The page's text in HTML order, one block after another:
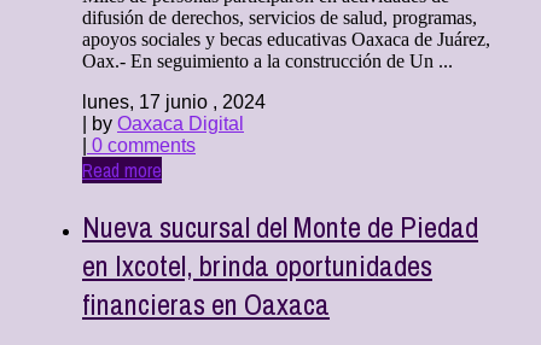
difusión de derechos, servicios de salud, programas,
apoyos sociales y becas educativas Oaxaca de Juárez,
Oax.- En seguimiento a la construcción de Un ...
lunes, 17 junio , 2024
| by Oaxaca Digital
0 comments
Read more
Nueva sucursal del Monte de Piedad
en Ixcotel, brinda oportunidades
financieras en Oaxaca